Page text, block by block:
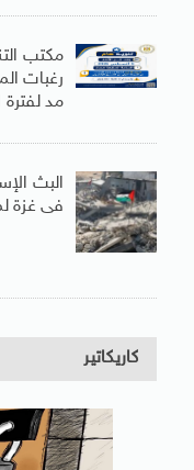
مكتب
رغبات
مد
البث
فى غزة
كاريكاتير